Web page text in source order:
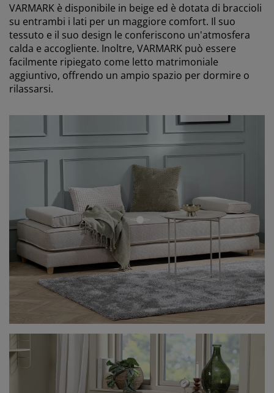
VARMARK è disponibile in beige ed è dotata di braccioli
su entrambi i lati per un maggiore comfort. Il suo
tessuto e il suo design le conferiscono un'atmosfera
calda e accogliente. Inoltre, VARMARK può essere
facilmente ripiegato come letto matrimoniale
aggiuntivo, offrendo un ampio spazio per dormire o
rilassarsi.
open